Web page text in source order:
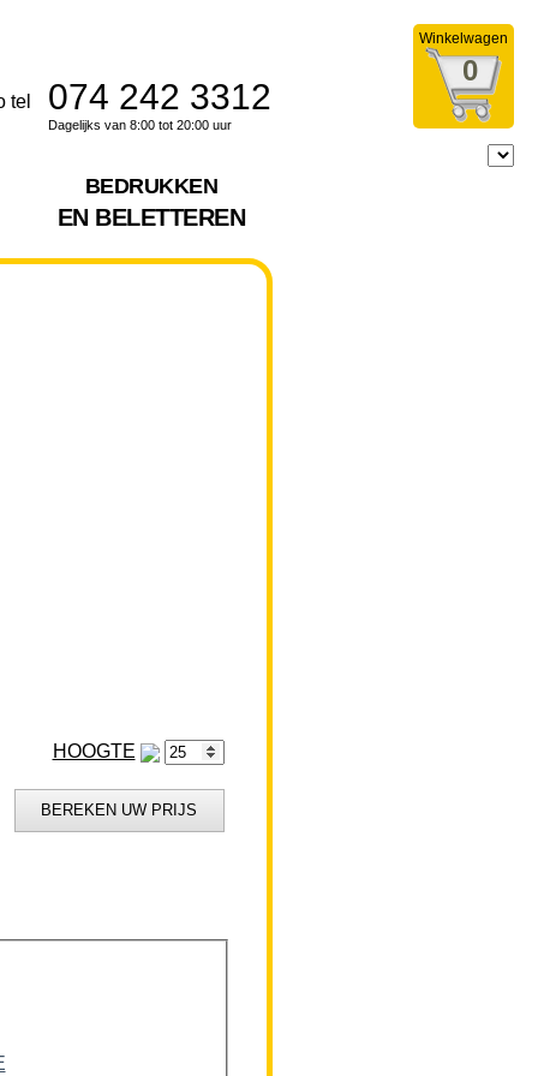
Winkelwagen
0
074 242 3312
Dagelijks van 8:00 tot 20:00 uur
BEDRUKKEN
EN BELETTEREN
HOOGTE